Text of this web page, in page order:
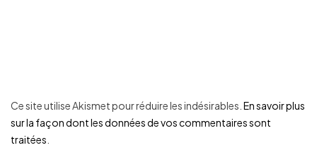
Ce site utilise Akismet pour réduire les indésirables. En savoir plus
sur la façon dont les données de vos commentaires sont
traitées